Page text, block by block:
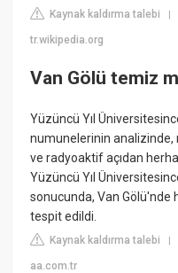
Kaynak kaldırma talebi
tr.wikipedia.org
Van Gölü temiz
Yüzüncü Yıl
numunelerinin analizinde,
ve radyoaktif açıdan
Yüzüncü Yıl
sonucunda, Van Gölü'nde
tespit edildi.
Kaynak kaldırma talebi
aa.com.tr